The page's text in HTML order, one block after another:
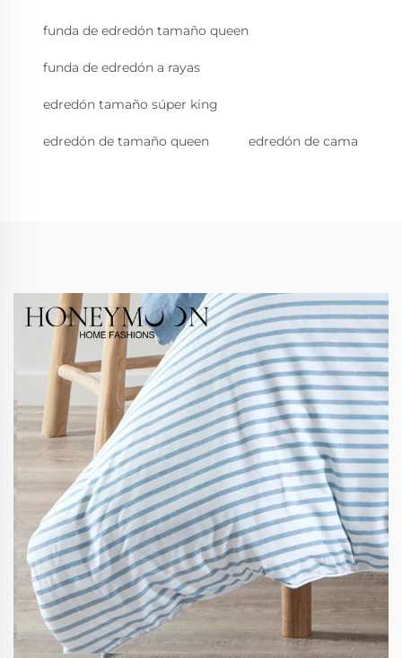
funda de edredón tamaño queen
funda de edredón a rayas
edredón tamaño súper king
edredón de tamaño queen edredón de cama